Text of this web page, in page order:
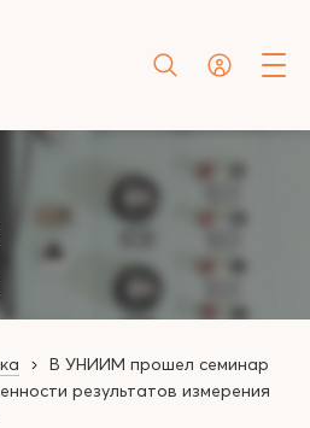
В УНИИМ прошел семинар
результатов измерения